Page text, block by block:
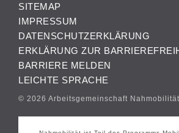
SITEMAP
IMPRESSUM
DATENSCHUTZERKLÄRUNG
ERKLÄRUNG ZUR
BARRIERE MELDEN
LEICHTE SPRACHE
© 2026 Arbeitsgemeinschaft